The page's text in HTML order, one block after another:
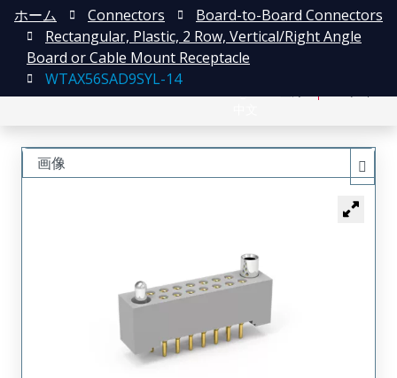
ホーム Connectors
Board-to-Board Connectors
Rectangular, Plastic, 2 Row, Vertical/Right Angle
Board or Cable Mount Receptacle
WTAX56SAD9SYL-14
画像